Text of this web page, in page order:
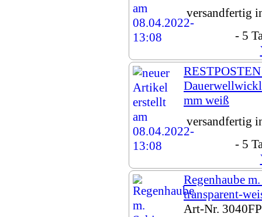
versandfertig
- 5
mm weiß
versandfertig
- 5
Regenhaube
transparent-
Art-Nr. 3040FP